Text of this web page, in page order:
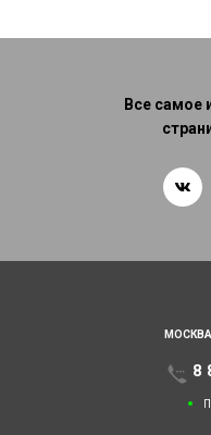
Все самое
МОСКВА,
8